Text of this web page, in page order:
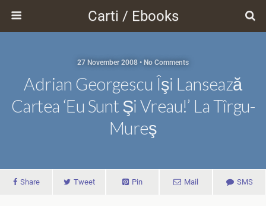
Carti / Ebooks
27 November 2008 • No Comments
Adrian Georgescu Îşi Lansează
Cartea ‘eu Sunt Şi Vreau!’ La Tîrgu-
Mureş
Share Tweet Pin Mail SMS